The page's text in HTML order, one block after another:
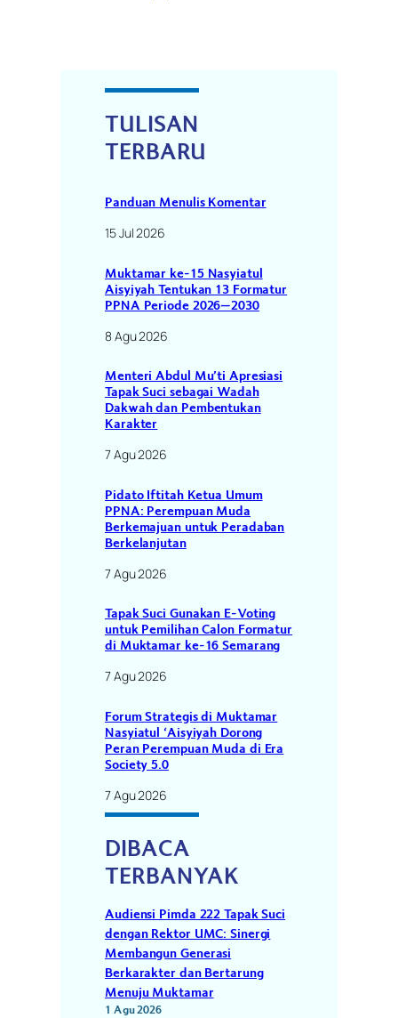
TULISAN
TERBARU
Panduan Menulis Komentar
15 Jul 2026
Muktamar ke-15 Nasyiatul
Aisyiyah Tentukan 13 Formatur
PPNA Periode 2026–2030
8 Agu 2026
Menteri Abdul Mu’ti Apresiasi
Tapak Suci sebagai Wadah
Dakwah dan Pembentukan
Karakter
7 Agu 2026
Pidato Iftitah Ketua Umum
PPNA: Perempuan Muda
Berkemajuan untuk Peradaban
Berkelanjutan
7 Agu 2026
Tapak Suci Gunakan E-Voting
untuk Pemilihan Calon Formatur
di Muktamar ke-16 Semarang
7 Agu 2026
Forum Strategis di Muktamar
Nasyiatul ‘Aisyiyah Dorong
Peran Perempuan Muda di Era
Society 5.0
7 Agu 2026
DIBACA
TERBANYAK
Audiensi Pimda 222 Tapak Suci
dengan Rektor UMC: Sinergi
Membangun Generasi
Berkarakter dan Bertarung
Menuju Muktamar
1 Agu 2026